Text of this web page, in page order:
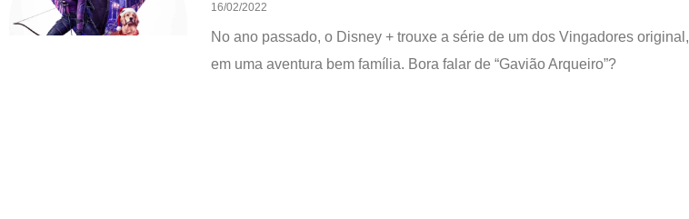
16/02/2022
No ano passado, o Disney + trouxe a série de um dos Vingadores original,
em uma aventura bem família. Bora falar de “Gavião Arqueiro”?